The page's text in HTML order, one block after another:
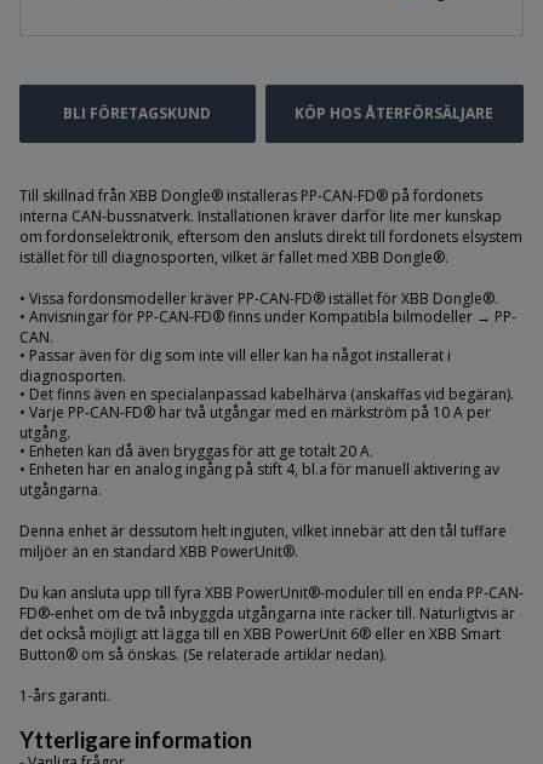
Skärmar och karosseridetaljer
Kopplingar
Kampanjer
Branscher
Varumärken
Kundservice & Kontakt
Om oss
Öppettider:
Mån-tors:8.15-16.30Fre:8.15-16.00
BLI FÖRETAGSKUND KÖP HOS ÅTERFÖRSÄLJARE
Till skillnad från XBB Dongle® installeras PP-CAN-FD® på fordonets
interna CAN-bussnätverk. Installationen kräver därför lite mer kunskap
om fordonselektronik, eftersom den ansluts direkt till fordonets elsystem
istället för till diagnosporten, vilket är fallet med XBB Dongle®.
• Vissa fordonsmodeller kräver PP-CAN-FD® istället för XBB Dongle®.
• Anvisningar för PP-CAN-FD® finns under Kompatibla bilmodeller → PP-
CAN.
• Passar även för dig som inte vill eller kan ha något installerat i
diagnosporten.
• Det finns även en specialanpassad kabelhärva (anskaffas vid begäran).
• Varje PP-CAN-FD® har två utgångar med en märkström på 10 A per
utgång.
• Enheten kan då även bryggas för att ge totalt 20 A.
• Enheten har en analog ingång på stift 4, bl.a för manuell aktivering av
utgångarna.
Denna enhet är dessutom helt ingjuten, vilket innebär att den tål tuffare
miljöer än en standard XBB PowerUnit®.
Du kan ansluta upp till fyra XBB PowerUnit®-moduler till en enda PP-CAN-
FD®-enhet om de två inbyggda utgångarna inte räcker till. Naturligtvis är
det också möjligt att lägga till en XBB PowerUnit 6® eller en XBB Smart
Button® om så önskas. (Se relaterade artiklar nedan).
1-års garanti.
Ytterligare information